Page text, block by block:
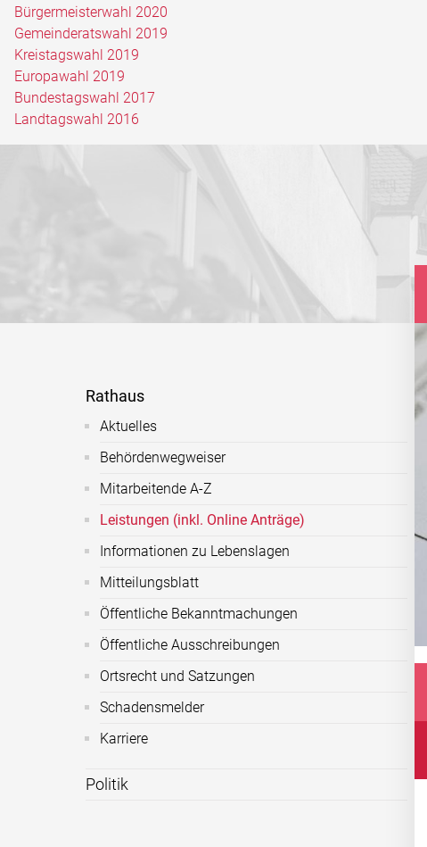
Bürgermeisterwahl 2020
Gemeinderatswahl 2019
Kreistagswahl 2019
Europawahl 2019
Bundestagswahl 2017
Landtagswahl 2016
Rathaus
Aktuelles
Behördenwegweiser
Mitarbeitende A-Z
Leistungen (inkl. Online Anträge)
Informationen zu Lebenslagen
Mitteilungsblatt
Öffentliche Bekanntmachungen
Öffentliche Ausschreibungen
Ortsrecht und Satzungen
Schadensmelder
Karriere
Politik